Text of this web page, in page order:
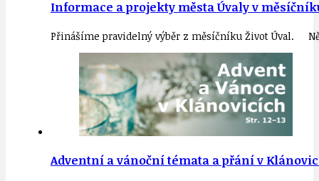
Informace a projekty města Úvaly v
Přinášíme pravidelný výběr z měsíčníku Život Úval.
Adventní a vánoční témata a přání v